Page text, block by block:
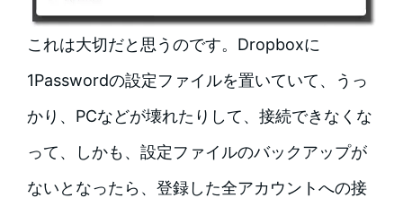
これは大切だと思うのです。Dropboxに
1Passwordの設定ファイルを置いていて、うっ
かり、PCなどが壊れたりして、接続できなくな
って、しかも、設定ファイルのバックアップが
ないとなったら、登録した全アカウントへの接